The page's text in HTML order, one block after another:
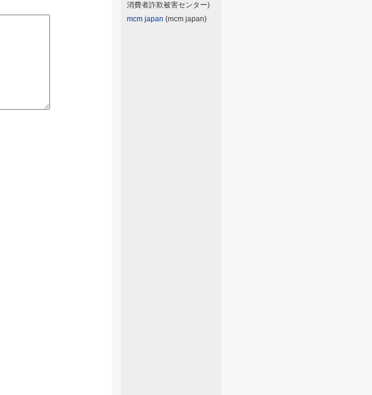
消費者詐欺被害センター)
mcm japan (mcm japan)